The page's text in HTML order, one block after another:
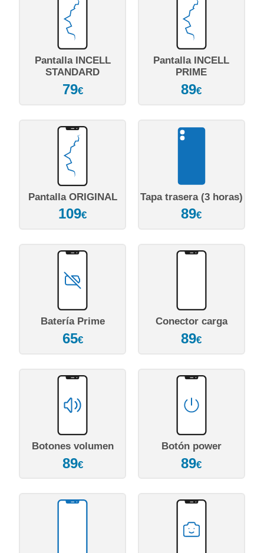
Pantalla INCELL
STANDARD
79€
Pantalla INCELL
PRIME
89€
Pantalla ORIGINAL
109€
Tapa trasera (3 horas)
89€
Batería Prime
65€
Conector carga
89€
Botones volumen
89€
Botón power
89€